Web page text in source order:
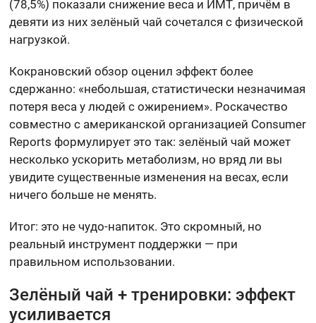
(78,5%) показали снижение веса и ИМТ, причём в
девяти из них зелёный чай сочетался с физической
нагрузкой.
Кокрановский обзор оценил эффект более
сдержанно: «небольшая, статистически незначимая
потеря веса у людей с ожирением». Роскачество
совместно с американской организацией Consumer
Reports формулирует это так: зелёный чай может
несколько ускорить метаболизм, но вряд ли вы
увидите существенные изменения на весах, если
ничего больше не менять.
Итог: это не чудо-напиток. Это скромный, но
реальный инструмент поддержки — при
правильном использовании.
Зелёный чай + тренировки: эффект
усиливается